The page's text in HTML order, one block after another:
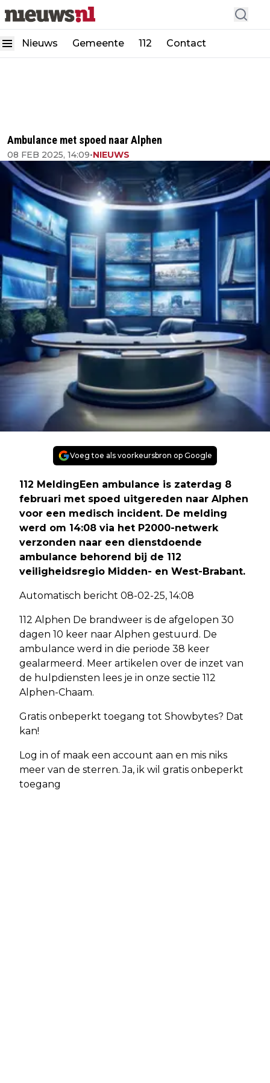
Nieuws Gemeente 112 Contact
Ambulance met spoed naar Alphen
08 FEB 2025, 14:09•NIEUWS
Voeg toe als voorkeursbron op Google
112 MeldingEen ambulance is zaterdag 8
februari met spoed uitgereden naar Alphen
voor een medisch incident. De melding
werd om 14:08 via het P2000-netwerk
verzonden naar een dienstdoende
ambulance behorend bij de 112
veiligheidsregio Midden- en West-Brabant.
Automatisch bericht 08-02-25, 14:08
112 Alphen De brandweer is de afgelopen 30
dagen 10 keer naar Alphen gestuurd. De
ambulance werd in die periode 38 keer
gealarmeerd. Meer artikelen over de inzet van
de hulpdiensten lees je in onze sectie 112
Alphen-Chaam.
Gratis onbeperkt toegang tot Showbytes? Dat
kan!
Log in of maak een account aan en mis niks
meer van de sterren. Ja, ik wil gratis onbeperkt
toegang